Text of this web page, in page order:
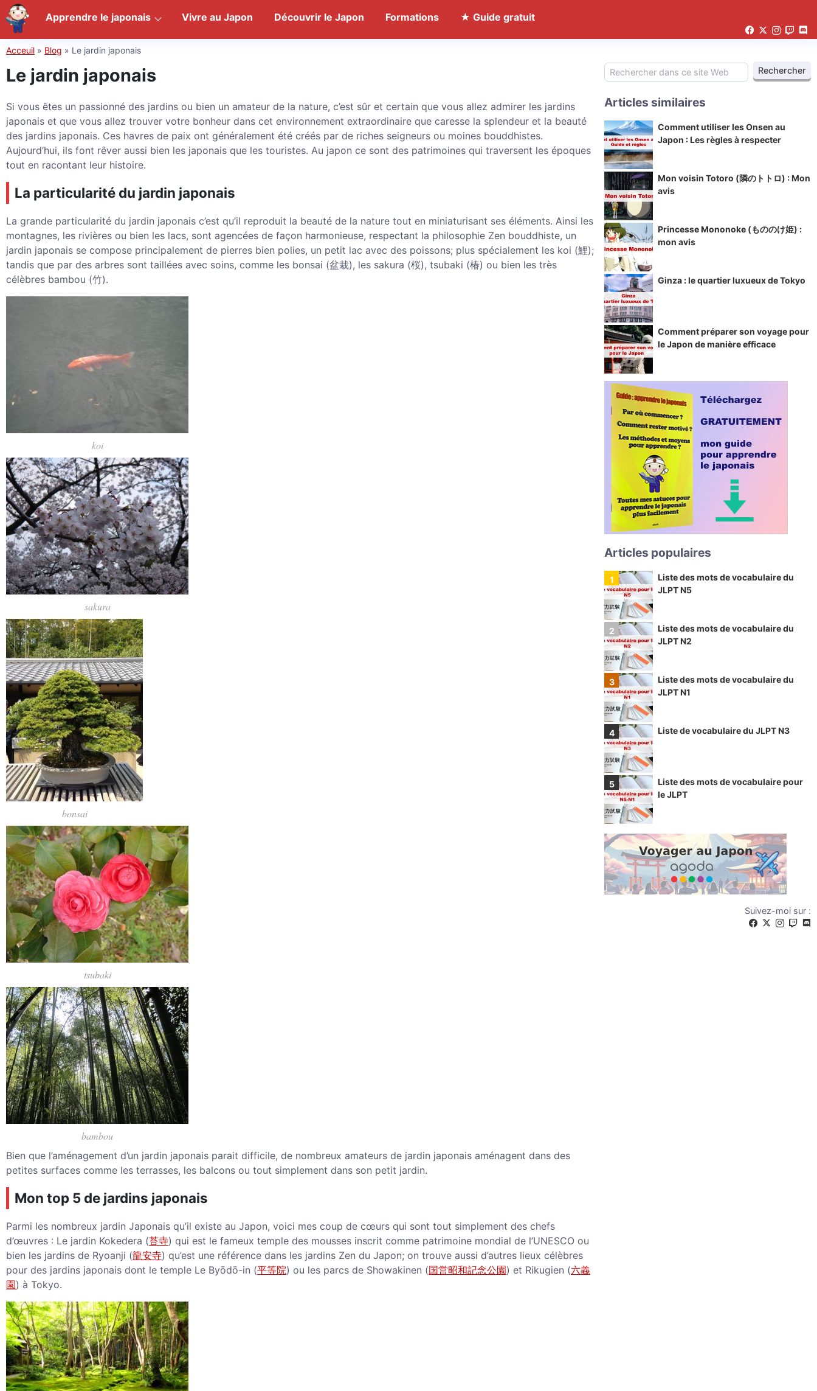
Acceuil » Blog » Le jardin japonais
Le jardin japonais
Si vous êtes un passionné des jardins ou bien un amateur de la nature, c’est sûr et certain que vous allez admirer les jardins
japonais et que vous allez trouver votre bonheur dans cet environnement extraordinaire que caresse la splendeur et la beauté
des jardins japonais. Ces havres de paix ont généralement été créés par de riches seigneurs ou moines bouddhistes.
Aujourd’hui, ils font rêver aussi bien les japonais que les touristes. Au japon ce sont des patrimoines qui traversent les époques
tout en racontant leur histoire.
La particularité du jardin japonais
La grande particularité du jardin japonais c’est qu’il reproduit la beauté de la nature tout en miniaturisant ses éléments. Ainsi les
montagnes, les rivières ou bien les lacs, sont agencées de façon harmonieuse, respectant la philosophie Zen bouddhiste, un
jardin japonais se compose principalement de pierres bien polies, un petit lac avec des poissons; plus spécialement les koi (鯉);
tandis que par des arbres sont taillées avec soins, comme les bonsai (盆栽), les sakura (桜), tsubaki (椿) ou bien les très
célèbres bambou (竹).
koi
sakura
bonsai
tsubaki
bambou
Bien que l’aménagement d’un jardin japonais parait difficile, de nombreux amateurs de jardin japonais aménagent dans des
petites surfaces comme les terrasses, les balcons ou tout simplement dans son petit jardin.
Mon top 5 de jardins japonais
Parmi les nombreux jardin Japonais qu’il existe au Japon, voici mes coup de cœurs qui sont tout simplement des chefs
d’œuvres : Le jardin Kokedera (苔寺) qui est le fameux temple des mousses inscrit comme patrimoine mondial de l’UNESCO ou
bien les jardins de Ryoanji (龍安寺) qu’est une référence dans les jardins Zen du Japon; on trouve aussi d’autres lieux célèbres
pour des jardins japonais dont le temple Le Byōdō-in (平等院) ou les parcs de Showakinen (国営昭和記念公園) et Rikugien (六義
園) à Tokyo.
Articles similaires
Comment utiliser les Onsen au
Japon : Les règles à respecter
Mon voisin Totoro (隣のトトロ) : Mon
avis
Princesse Mononoke (もののけ姫) :
mon avis
Ginza : le quartier luxueux de Tokyo
Comment préparer son voyage pour
le Japon de manière efficace
Articles populaires
Liste des mots de vocabulaire du
JLPT N5
Liste des mots de vocabulaire du
JLPT N2
Liste des mots de vocabulaire du
JLPT N1
Liste de vocabulaire du JLPT N3
Liste des mots de vocabulaire pour
le JLPT
Suivez-moi sur :
Apprendre le japonais Vivre au Japon Découvrir le Japon Formations ★ Guide gratuit